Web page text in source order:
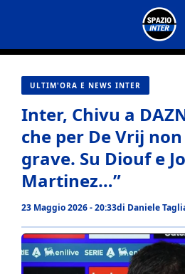
contenuto
ULTIM'ORA E NEWS INTER
Inter, Chivu a
che per De Vrij
grave. Su Diouf e
Martinez…”
23 Maggio 2026 - 20:33di Daniele